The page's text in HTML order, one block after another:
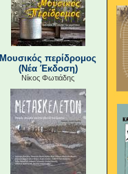
Μουσικός περίδρομος
(Νέα Έκδοση)
Νίκος Φωτιάδης